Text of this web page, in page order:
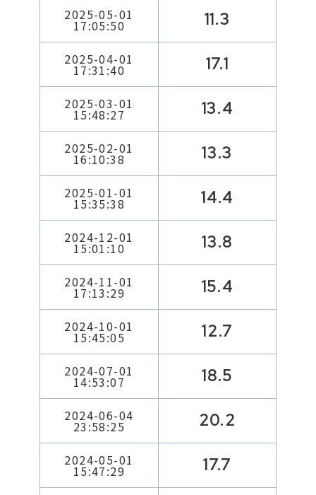
2025-05-01
17:05:50 11.3
2025-04-01
17:31:40 17.1
2025-03-01
15:48:27 13.4
2025-02-01
16:10:38 13.3
2025-01-01
15:35:38 14.4
2024-12-01
15:01:10 13.8
2024-11-01
17:13:29 15.4
2024-10-01
15:45:05 12.7
2024-07-01
14:53:07 18.5
2024-06-04
23:58:25 20.2
2024-05-01
15:47:29 17.7